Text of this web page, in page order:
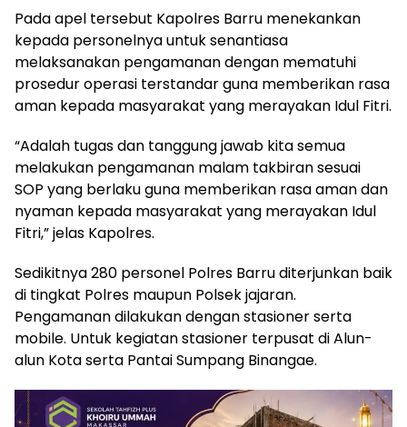
Pada apel tersebut Kapolres Barru menekankan
kepada personelnya untuk senantiasa
melaksanakan pengamanan dengan mematuhi
prosedur operasi terstandar guna memberikan rasa
aman kepada masyarakat yang merayakan Idul Fitri.
“Adalah tugas dan tanggung jawab kita semua
melakukan pengamanan malam takbiran sesuai
SOP yang berlaku guna memberikan rasa aman dan
nyaman kepada masyarakat yang merayakan Idul
Fitri,” jelas Kapolres.
Sedikitnya 280 personel Polres Barru diterjunkan baik
di tingkat Polres maupun Polsek jajaran.
Pengamanan dilakukan dengan stasioner serta
mobile. Untuk kegiatan stasioner terpusat di Alun-
alun Kota serta Pantai Sumpang Binangae.